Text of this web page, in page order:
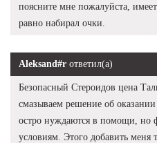
поясните мне пожалуйста,
равно набирал очки.
Aleksand#r ответил(а)
Безопасный Стероидов цена
смазываем решение об
остро нуждаются в помощи, но
условиям. Этого добавить меня